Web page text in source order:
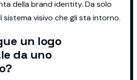
della brand identity. Da solo
visivo che gli sta intorno.
un logo
da uno